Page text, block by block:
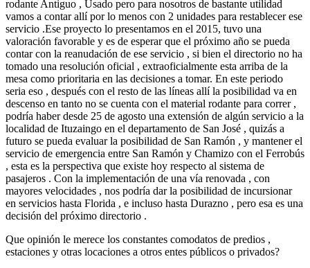
rodante Antiguo , Usado pero para nosotros de bastante utilidad
vamos a contar allí por lo menos con 2 unidades para restablecer ese
servicio .Ese proyecto lo presentamos en el 2015, tuvo una
valoración favorable y es de esperar que el próximo año se pueda
contar con la reanudación de ese servicio , si bien el directorio no ha
tomado una resolución oficial , extraoficialmente esta arriba de la
mesa como prioritaria en las decisiones a tomar. En este periodo
seria eso , después con el resto de las líneas allí la posibilidad va en
descenso en tanto no se cuenta con el material rodante para correr ,
podría haber desde 25 de agosto una extensión de algún servicio a la
localidad de Ituzaingo en el departamento de San José , quizás a
futuro se pueda evaluar la posibilidad de San Ramón , y mantener el
servicio de emergencia entre San Ramón y Chamizo con el Ferrobús
, esta es la perspectiva que existe hoy respecto al sistema de
pasajeros . Con la implementación de una vía renovada , con
mayores velocidades , nos podría dar la posibilidad de incursionar
en servicios hasta Florida , e incluso hasta Durazno , pero esa es una
decisión del próximo directorio .
Que opinión le merece los constantes comodatos de predios ,
estaciones y otras locaciones a otros entes públicos o privados?